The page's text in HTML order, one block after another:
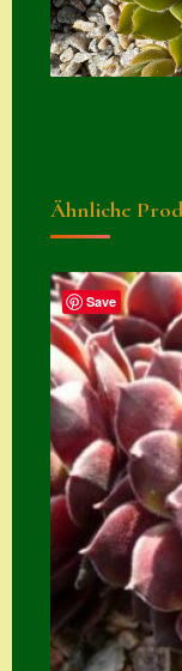
Ähnliche
Save